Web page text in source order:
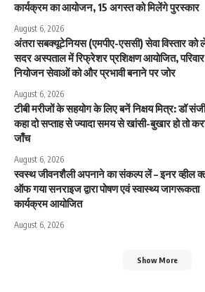
कार्यक्रम का आयोजन, 15 अगस्त को मिलेंगे पुरस्कार
August 6, 2026
अंतरा सबक्यूटेनियस (एमपीए-एससी) सेवा विस्तार को
सदर अस्पताल में रिफ्रेशर प्रशिक्षण आयोजित, परिवार
नियोजन सेवाओं को और प्रभावी बनाने पर जोर
August 6, 2026
टीबी मरीजों के सहयोग के लिए बनें निक्षय मित्र: डॉ
कहा दो सप्ताह से ज्यादा समय से खांसी-बुखार हो तो
जाँच
August 6, 2026
स्वस्थ जीवनशैली अपनाने का संकल्प लें – इनर व्हील
ऑफ गया सनराइज द्वारा पोषण एवं स्वास्थ्य जागरूकता
कार्यक्रम आयोजित
August 6, 2026
Show More